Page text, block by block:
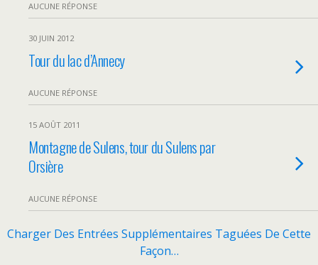
AUCUNE RÉPONSE
30 JUIN 2012
Tour du lac d’Annecy
AUCUNE RÉPONSE
15 AOÛT 2011
Montagne de Sulens, tour du Sulens par
Orsière
AUCUNE RÉPONSE
Charger Des Entrées Supplémentaires Taguées De Cette
Façon…